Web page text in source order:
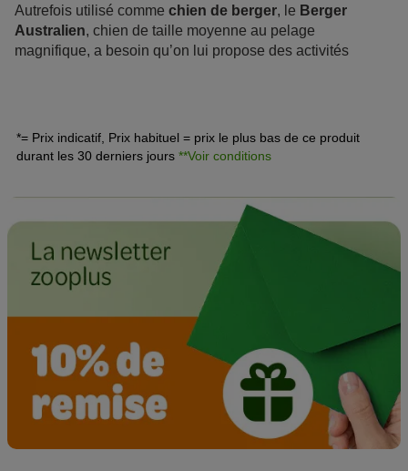
Autrefois utilisé comme chien de berger, le Berger
Australien, chien de taille moyenne au pelage
magnifique, a besoin qu’on lui propose des activités
*= Prix indicatif, Prix habituel = prix le plus bas de ce produit
durant les 30 derniers jours **Voir conditions